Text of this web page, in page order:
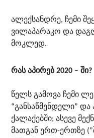
ალექსანდრე, ჩემი
ვილაპარაკო და
მოკლედ.
რას აპირებ 2020 – ში?
წელს გამოვა ჩემი
“განსაწმენდელი” და
ქალაქებში; ასევე
მათგან ერთ-ერთზე